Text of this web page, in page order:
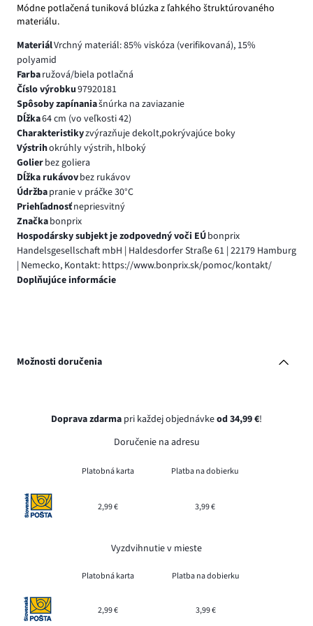
Módne potlačená tuniková blúzka z ľahkého štruktúrovaného
materiálu.
MateriálVrchný materiál: 85% viskóza (verifikovaná), 15%
polyamid
Farbaružová/biela potlačná
Číslo výrobku97920181
Spôsoby zapínaniašnúrka na zaviazanie
Dĺžka64 cm (vo veľkosti 42)
Charakteristikyzvýrazňuje dekolt,pokrývajúce boky
Výstrihokrúhly výstrih, hlboký
Golierbez goliera
Dĺžka rukávovbez rukávov
Údržbapranie v práčke 30°C
Priehľadnosťnepriesvitný
Značkabonprix
Hospodársky subjekt je zodpovedný voči EÚbonprix
Handelsgesellschaft mbH | Haldesdorfer Straße 61 | 22179 Hamburg
| Nemecko, Kontakt: https://www.bonprix.sk/pomoc/kontakt/
Doplňujúce informácie
Možnosti doručenia
Doprava zdarma pri každej objednávkeod 34,99 €!
Doručenie na adresu
Platobná karta Platba na dobierku
2,99 € 3,99 €
Vyzdvihnutie v mieste
Platobná karta Platba na dobierku
2,99 € 3,99 €